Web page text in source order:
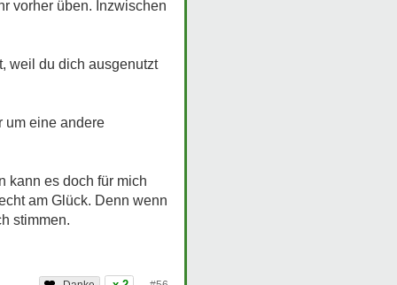
vorher üben. Inzwischen
weil du dich ausgenutzt
um eine andere
kann es doch für mich
am Glück. Denn wenn
stimmen.